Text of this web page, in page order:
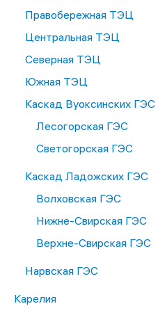
Правобережная ТЭЦ
Центральная ТЭЦ
Северная ТЭЦ
Южная ТЭЦ
Каскад Вуоксинских ГЭС
Лесогорская ГЭС
Светогорская ГЭС
Каскад Ладожских ГЭС
Волховская ГЭС
Нижне-Свирская ГЭС
Верхне-Свирская ГЭС
Нарвская ГЭС
Карелия